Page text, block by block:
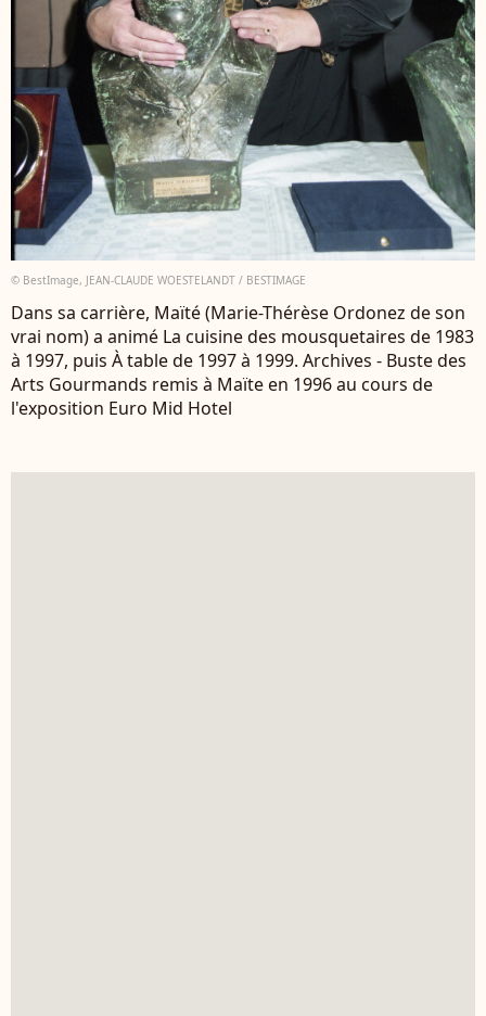
© BestImage, JEAN-CLAUDE WOESTELANDT / BESTIMAGE
Dans sa carrière, Maïté (Marie-Thérèse Ordonez de son
vrai nom) a animé La cuisine des mousquetaires de 1983
à 1997, puis À table de 1997 à 1999. Archives - Buste des
Arts Gourmands remis à Maïte en 1996 au cours de
l'exposition Euro Mid Hotel